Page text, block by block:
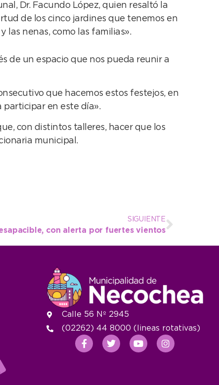
Dr. Facundo López, quien resaltó la
de los cinco jardines que tenemos en
las nenas, como las familias».
de un espacio que nos pueda reunir a
que hacemos estos festejos, en
participar en este día».
con distintos talleres, hacer que los
municipal.
SIGUIENTE
con alerta por fuertes vientos
Calle 56 Nº 2945
(02262) 44 8000 (lineas rotativas)